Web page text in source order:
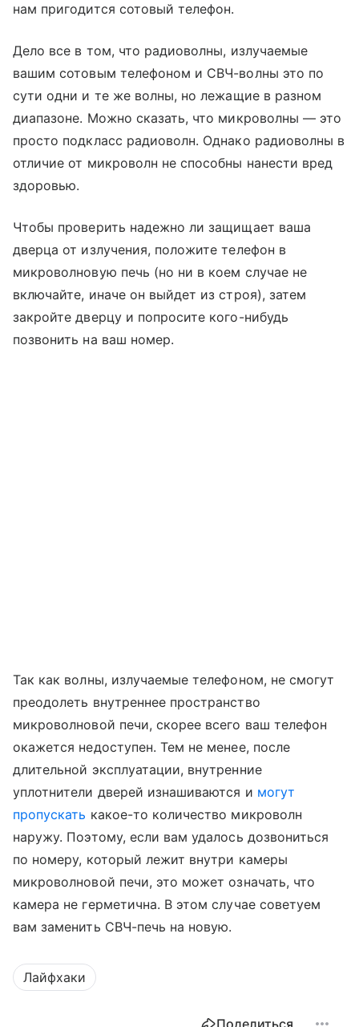
нам пригодится сотовый телефон.
Дело все в том, что радиоволны, излучаемые
вашим сотовым телефоном и СВЧ-волны это по
сути одни и те же волны, но лежащие в разном
диапазоне. Можно сказать, что микроволны — это
просто подкласс радиоволн. Однако радиоволны в
отличие от микроволн не способны нанести вред
здоровью.
Чтобы проверить надежно ли защищает ваша
дверца от излучения, положите телефон в
микроволновую печь (но ни в коем случае не
включайте, иначе он выйдет из строя), затем
закройте дверцу и попросите кого-нибудь
позвонить на ваш номер.
Так как волны, излучаемые телефоном, не смогут
преодолеть внутреннее пространство
микроволновой печи, скорее всего ваш телефон
окажется недоступен. Тем не менее, после
длительной эксплуатации, внутренние
уплотнители дверей изнашиваются и могут
пропускать какое-то количество микроволн
наружу. Поэтому, если вам удалось дозвониться
по номеру, который лежит внутри камеры
микроволновой печи, это может означать, что
камера не герметична. В этом случае советуем
вам заменить СВЧ-печь на новую.
Лайфхаки